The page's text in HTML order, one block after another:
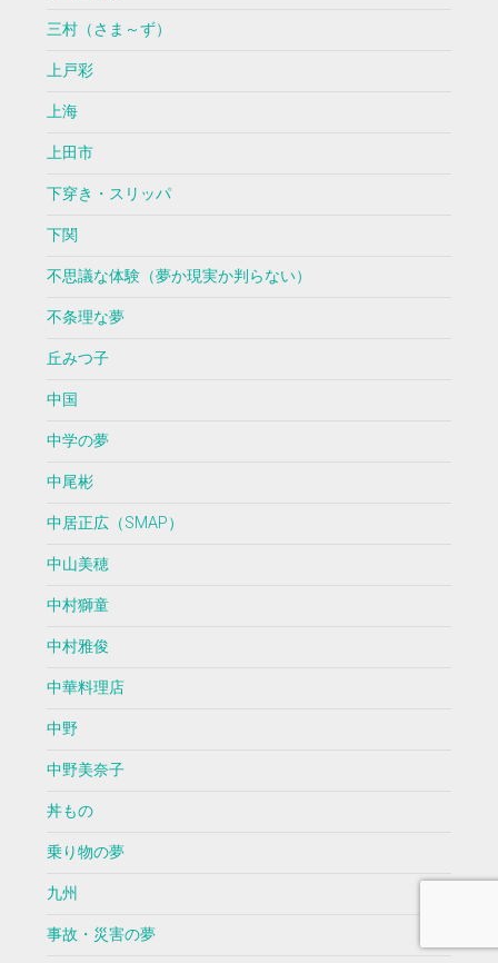
三村（さま～ず）
上戸彩
上海
上田市
下穿き・スリッパ
下関
不思議な体験（夢か現実か判らない）
不条理な夢
丘みつ子
中国
中学の夢
中尾彬
中居正広（SMAP）
中山美穂
中村獅童
中村雅俊
中華料理店
中野
中野美奈子
丼もの
乗り物の夢
九州
事故・災害の夢